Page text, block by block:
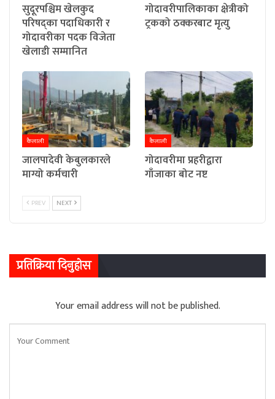
सुदूरपश्चिम खेलकुद
परिषद्का पदाधिकारी र
गोदावरीका पदक विजेता
खेलाडी सम्मानित
गोदावरीपालिकाका क्षेत्रीको
ट्रकको ठक्करबाट मृत्यु
कैलाली
जालपादेवी केबुलकारले
माग्यो कर्मचारी
कैलाली
गोदावरीमा प्रहरीद्वारा
गाँजाका बोट नष्ट
PREV NEXT
प्रतिक्रिया दिनुहोस
Your email address will not be published.